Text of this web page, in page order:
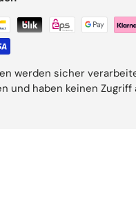
werden sicher
und haben keinen